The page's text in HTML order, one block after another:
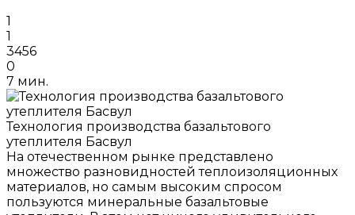
1
1
3456
0
7 мин.
Технология производства базальтового
утеплителя Басвул
На отечественном рынке представлено
множество разновидностей теплоизоляционных
материалов, но самым высоким спросом
пользуются минеральные базальтовые